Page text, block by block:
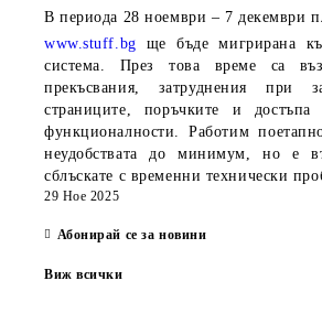
В периода 28 ноември – 7 декември
www.stuff.bg ще бъде мигрирана
система. През това време са
прекъсвания, затруднения при
страниците, поръчките и достъпа
функционалности. Работим
неудобствата до минимум, но е
сблъскате с временни технически
29 Ное 2025
Абонирай се за новини
Виж всички